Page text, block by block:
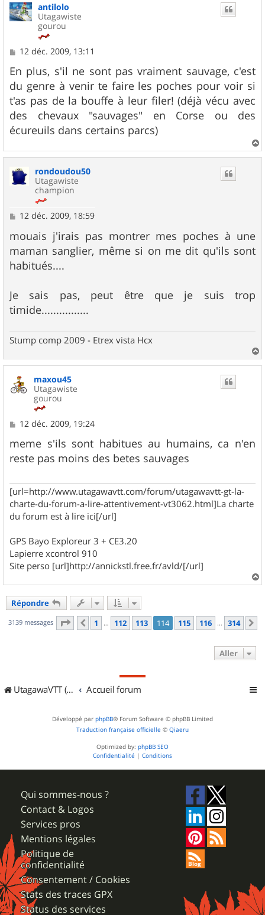
antilolo
Utagawiste
gourou
M
s
s
a
g
e
12 déc. 2009, 13:11
En plus, s'il ne sont pas vraiment sauvage, c'est
du genre à venir te faire les poches pour voir si
t'as pas de la bouffe à leur filer! (déjà vécu avec
des chevaux "sauvages" en Corse ou des
écureuils dans certains parcs)
a
rondoudou50
Utagawiste
champion
M
s
s
a
g
e
12 déc. 2009, 18:59
mouais j'irais pas montrer mes poches à une
maman sanglier, même si on me dit qu'ils sont
habitués....
Je sais pas, peut être que je suis trop
timide................
Stump comp 2009 - Etrex vista Hcx
a
maxou45
Utagawiste
gourou
M
s
s
a
12 déc. 2009, 19:24
meme s'ils sont habitues au humains, ca n'en
reste pas moins des betes sauvages
[url=http://www.utagawavtt.com/forum/utagawavtt-gt-la-
charte-du-forum-a-lire-attentivement-vt3062.html]La charte
du forum est à lire ici[/url]
GPS Bayo Exploreur 3 + CE3.20
Lapierre xcontrol 910
Site perso [url]http://annickstl.free.fr/avld/[/url]
a
Répondre
3139 messages Page 114 sur314
Précédent
1 … 112 113 114 115 116 … 314
Aller
UtagawaVTT (Randos VTT et VTTAE avec traces GPS) Accueil forum
Développé par phpBB® Forum Software © phpBB Limited
Traduction française officielle © Qiaeru
Optimized by: phpBB SEO
Confidentialité | Conditions
Qui sommes-nous ?
Contact & Logos
Services pros
Mentions légales
Politique de
confidentialité
Consentement / Cookies
Stats des traces GPX
Status des services